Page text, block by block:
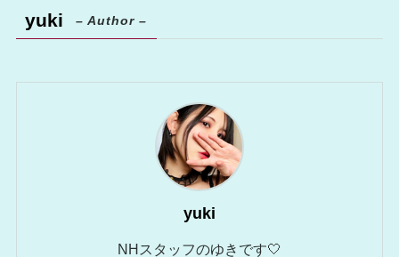
yuki – Author –
yuki
NHスタッフのゆきです🤍